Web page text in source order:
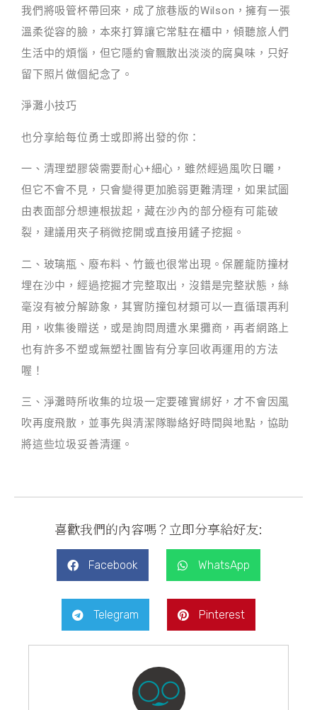
我們將吸管杯帶回來，成了旅巷版的Wilson，擁有一張
溫柔從容的臉，本來打算讓它常駐在櫃中，傾聽旅人們
生活中的煩惱，但它隱約會飄散出淡淡的腐臭味，只好
留下照片做個紀念了。
淨灘小技巧
也分享給每位勇士或即將出發的你：
一、清理塑膠袋需要耐心+細心，雖然經過風吹日曬，
但它不會不見，只會變得更加脆弱更難清理，如果試圖
由表面部分想連根拔起，藏在沙內的部分極有可能破
裂，建議用夾子稍微挖開或直接用鏟子挖掘。
二、玻璃瓶、廢布料、竹籤也很常出現。保麗龍防撞材
埋在沙中，經過挖掘才完整取出，沒錯是完整狀態，絲
毫沒有被分解跡象，其實防撞包材類可以一直循環再利
用，收集後贈送，或是詢問周遭水果攤商，再者網路上
也有許多不塑或無塑社團皆有分享回收再運用的方法
喔！
三、淨灘時所收集的垃圾一定要確實綁好，才不會因風
吹再度飛散，並事先與清潔隊聯絡好時間與地點，協助
將這些垃圾妥善清運。
喜歡我們的內容嗎？立即分享給好友:
Facebook WhatsApp
Telegram Pinterest